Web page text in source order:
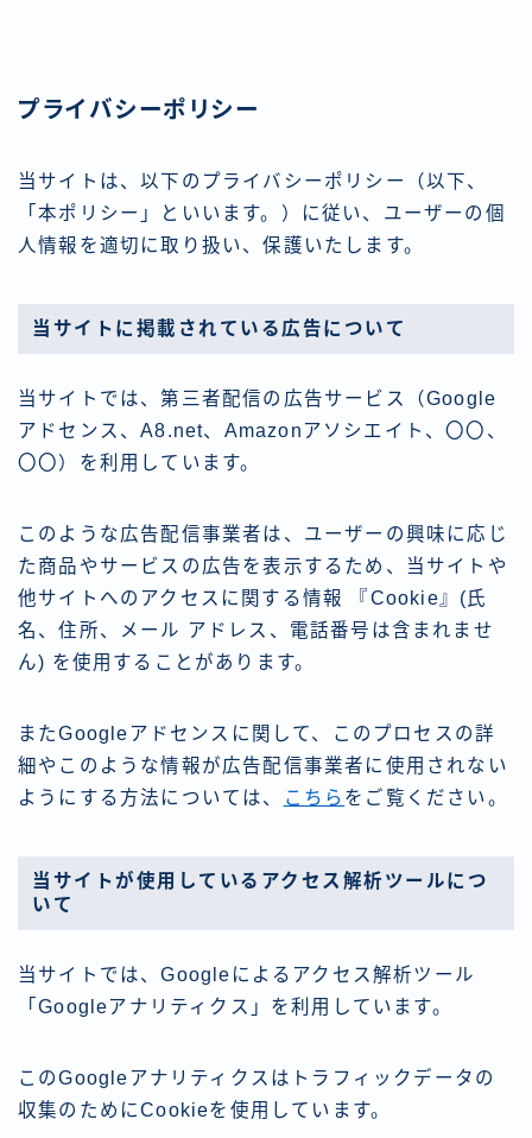
プライバシーポリシー
当サイトは、以下のプライバシーポリシー（以下、
「本ポリシー」といいます。）に従い、ユーザーの個
人情報を適切に取り扱い、保護いたします。
当サイトに掲載されている広告について
当サイトでは、第三者配信の広告サービス（Google
アドセンス、A8.net、Amazonアソシエイト、〇〇、
〇〇）を利用しています。
このような広告配信事業者は、ユーザーの興味に応じ
た商品やサービスの広告を表示するため、当サイトや
他サイトへのアクセスに関する情報 『Cookie』(氏
名、住所、メール アドレス、電話番号は含まれませ
ん) を使用することがあります。
またGoogleアドセンスに関して、このプロセスの詳
細やこのような情報が広告配信事業者に使用されない
ようにする方法については、
こちら をご覧ください。
当サイトが使用しているアクセス解析ツールにつ
いて
当サイトでは、Googleによるアクセス解析ツール
「Googleアナリティクス」を利用しています。
このGoogleアナリティクスはトラフィックデータの
収集のためにCookieを使用しています。